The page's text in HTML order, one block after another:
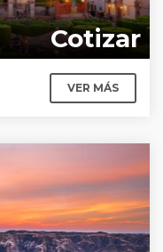
Cotizar
VER MÁS